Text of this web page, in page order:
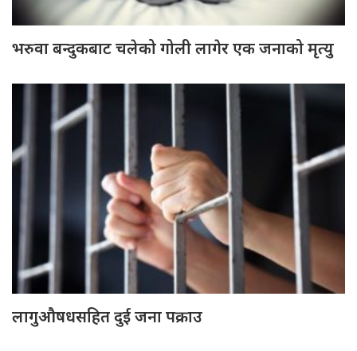
भरुवा बन्दुकबाट चलेको गोली लागेर एक जनाको मृत्यु
लागुऔषधसहित दुई जना पक्राउ